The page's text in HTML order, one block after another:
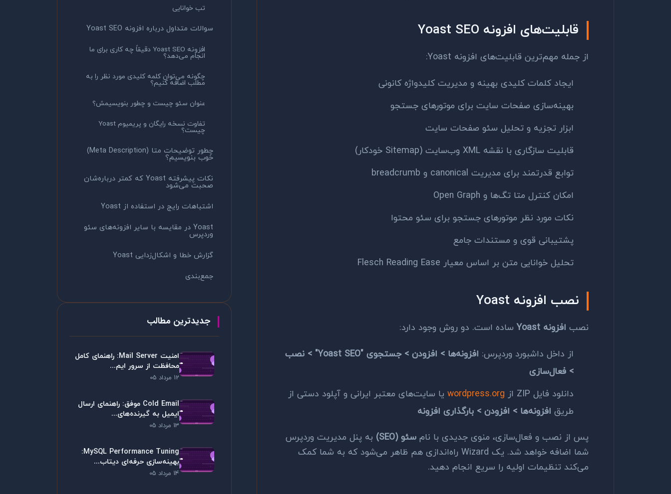
قابلیت‌های افزونه Yoast SEO
از جمله مهم‌ترین قابلیت‌های افزونه Yoast:
ایجاد کلمات کلیدی بهینه و مدیریت کلیدواژه کانونی
بهینه‌سازی صفحات سایت برای موتورهای جستجو
ابزار تجزیه و تحلیل سئو صفحات سایت
قابلیت سازگاری با نقشه XML وب‌سایت (Sitemap خودکار)
توابع قدرتمند برای مدیریت canonical و breadcrumb
امکان کنترل متا تگ‌ها و Open Graph
نکات مورد نظر موتورهای جستجو برای سئو محتوا
پشتیبانی قوی و مستندات جامع
تحلیل خوانایی متن بر اساس معیار Flesch Reading Ease
نصب افزونه Yoast
نصب افزونه Yoast ساده است. دو روش وجود دارد:
از داخل داشبورد وردپرس:
افزونه‌ها > افزودن > جستجوی "Yoast SEO" > نصب
> فعال‌سازی
دانلود فایل ZIP از
wordpress.org یا سایت‌های معتبر ایرانی و آپلود دستی از
طریق افزونه‌ها > افزودن > بارگذاری افزونه
پس از نصب و فعال‌سازی، منوی جدیدی با نام سئو (SEO)
به پنل مدیریت وردپرس
شما اضافه خواهد شد. یک Wizard راه‌اندازی هم ظاهر می‌شود که به شما کمک
می‌کند تنظیمات اولیه را سریع انجام دهید.
تب خوانایی
سوالات متداول درباره افزونه Yoast SEO
افزونه Yoast SEO دقیقاً چه کاری برای ما
انجام می‌دهد؟
چگونه می‌توان کلمه کلیدی مورد نظر را به
مطلب اضافه کنیم؟
عنوان سئو چیست و چطور بنویسیمش؟
تفاوت نسخه رایگان و پریمیوم Yoast
چیست؟
چطور توضیحات متا (Meta Description)
خوب بنویسیم؟
نکات پیشرفته Yoast که کمتر درباره‌شان
صحبت می‌شود
اشتباهات رایج در استفاده از Yoast
Yoast در مقایسه با سایر افزونه‌های سئو
وردپرس
گزارش خطا و اشکال‌زدایی Yoast
جمع‌بندی
جدیدترین مطالب
امنیت Mail Server: راهنمای کامل
محافظت از سرور ایم...
12 مرداد 05
Cold Email موفق: راهنمای ارسال
ایمیل به گیرنده‌های...
13 مرداد 05
MySQL Performance Tuning:
بهینه‌سازی حرفه‌ای دیتاب...
14 مرداد 05